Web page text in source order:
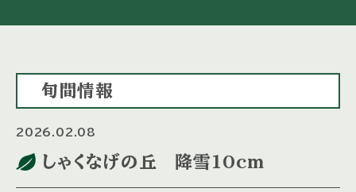
旬間情報
2026.02.08
しゃくなげの丘 降雪10cm